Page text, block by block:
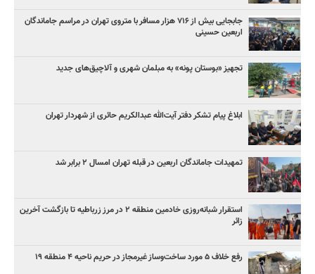
جابجایی بیش از ۷۱۶ هزار مسافر با متروی تهران در مراسم جاماندگان
اربعین حسینی
تجهیز «بوستان پونه» به مبلمان شهری و آلاچیق‌های جدید
ابلاغ پیام تشکر دفتر آیت‌الله عبدالکریم حائری از شهردار تهران
تمهیدات جاماندگان اربعین در قبله تهران امسال ۲ برابر شد
استقرار شبانه‌روزی خادمین منطقه ۲ در مرز زرباطیه تا بازگشت آخرین
زائر
رفع خلاف ۵ مورد ساخت‌وساز غیرمجاز در حریم ناحیه ۴ منطقه ۱۹